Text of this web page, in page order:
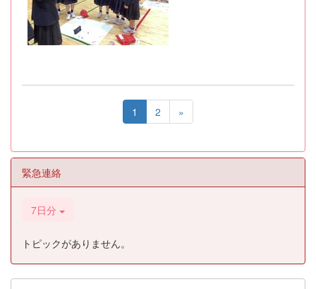
1 2 »
緊急連絡
7日分
トピックがありません。